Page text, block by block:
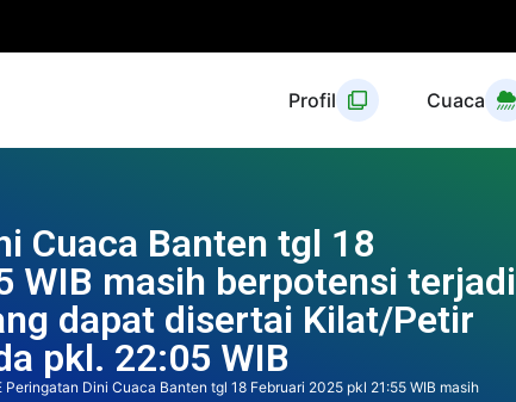
Profil Cuaca
Cuaca Banten tgl 18
WIB masih berpotensi terjadi
dapat disertai Kilat/Petir
pkl. 22:05 WIB
Peringatan Dini Cuaca Banten tgl 18 Februari 2025 pkl 21:55 WIB masih